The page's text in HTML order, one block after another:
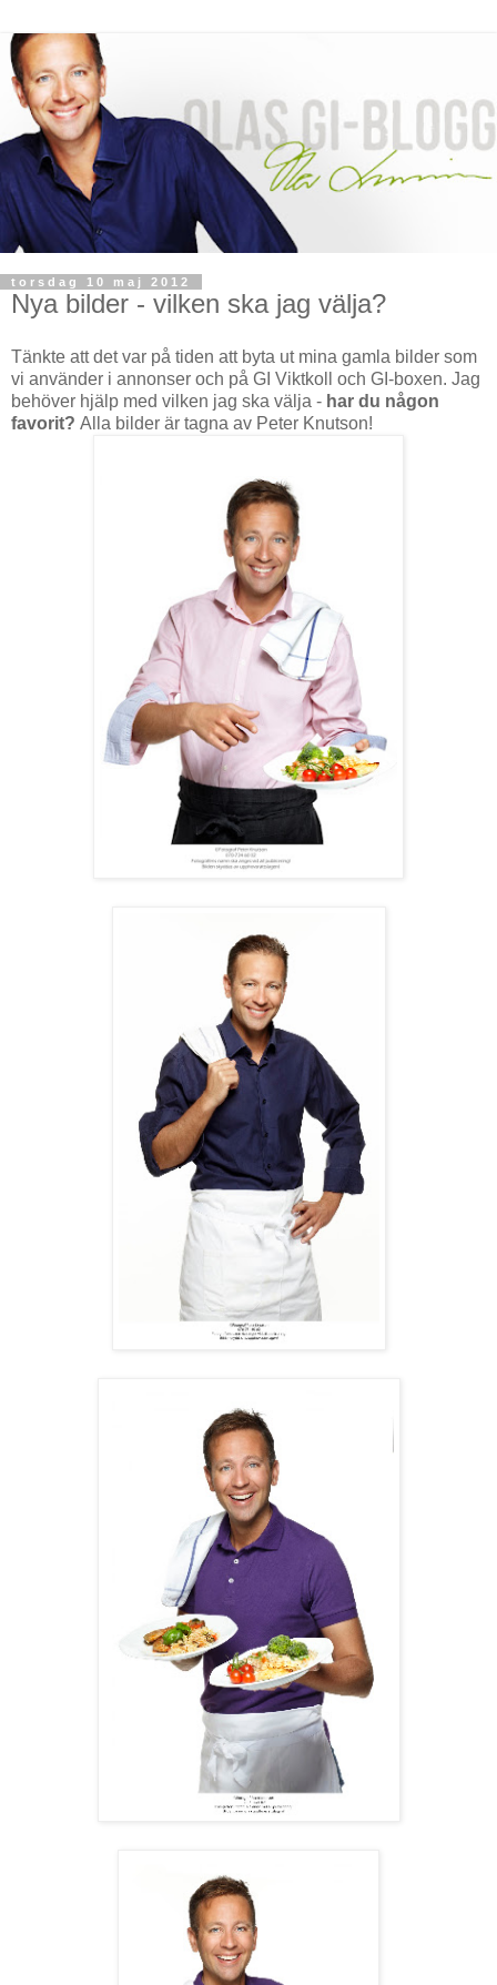
torsdag 10 maj 2012
Nya bilder - vilken ska jag välja?
Tänkte att det var på tiden att byta ut mina gamla bilder som
vi använder i annonser och på GI Viktkoll och GI-boxen. Jag
behöver hjälp med vilken jag ska välja - har du någon
favorit? Alla bilder är tagna av Peter Knutson!